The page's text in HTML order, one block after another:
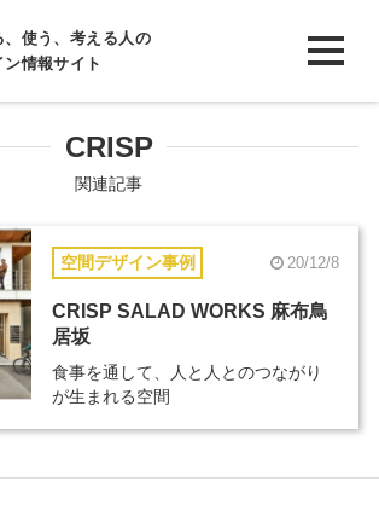
、使う、考える人の
ン情報サイト
CRISP
関連記事
空間デザイン事例 20/12/8
CRISP SALAD WORKS 麻布鳥
居坂
食事を通して、人と人とのつながり
が生まれる空間